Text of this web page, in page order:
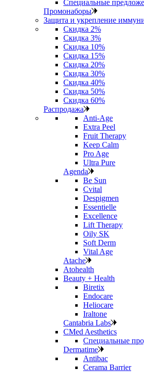
Специальные
Промонаборы
Защита и укрепление
Скидка 2%
Скидка 3%
Скидка 10%
Скидка 15%
Скидка 20%
Скидка 30%
Скидка 40%
Скидка 50%
Скидка 60%
Распродажа
Anti‑Age
Extra Peel
Fruit Therapy
Keep Calm
Pro Age
Ultra Pure
Agenda
Be Sun
Cvital
Despigmen
Essentielle
Excellence
Lift Therapy
Oily SK
Soft Derm
Vital Age
Atache
Atohealth
Beauty + Health
Biretix
Endocare
Heliocare
Iraltone
Cantabria Labs
CMed Aesthetics
Специальные
Dermatime
Antibac
Cerama Barrier